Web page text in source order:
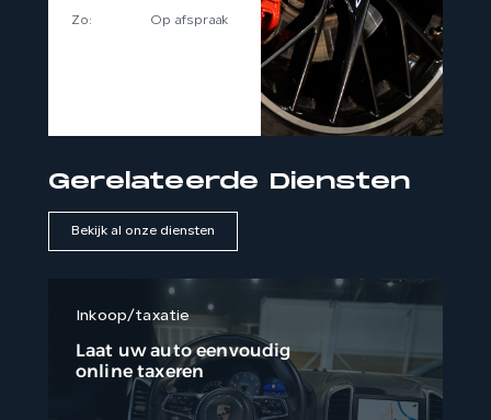
Zo: Op afspraak
Gerelateerde Diensten
Bekijk al onze diensten
Inkoop/taxatie
Laat uw auto eenvoudig
online taxeren